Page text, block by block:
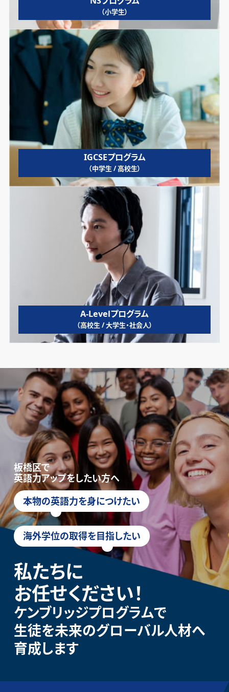
（小学生）
IGCSEプログラム
（中学生 / 高校生）
A-Levelプログラム
（高校生 / 大学生・社会人）
板橋区で
英語力アップをしたい方へ
本物の英語力を身につけたい
海外学位の取得を目指したい
私たちに
お任せください！
ケンブリッジプログラムで
生徒を未来のグローバル人材へ
育成します